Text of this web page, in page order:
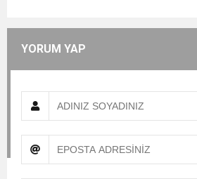
YORUM YAP